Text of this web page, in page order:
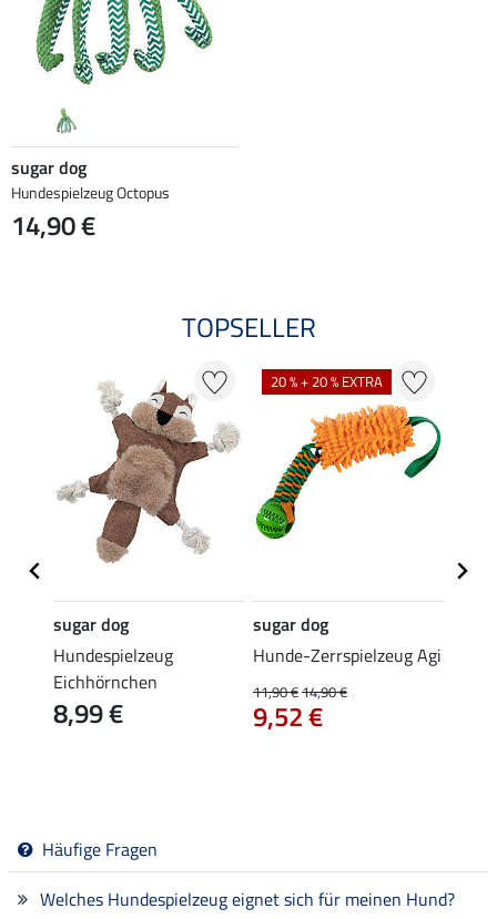
sugar dog
Hundespielzeug Octopus
14,90 €
TOPSELLER
sugar dog
Hundespielzeug
Eichhörnchen
8,99 €
20 % + 20 % EXTRA
sugar dog
Hunde-Zerrspielzeug Agi
11,90 €14,90 €
9,52 €
Häufige Fragen
Welches Hundespielzeug eignet sich für meinen Hund?